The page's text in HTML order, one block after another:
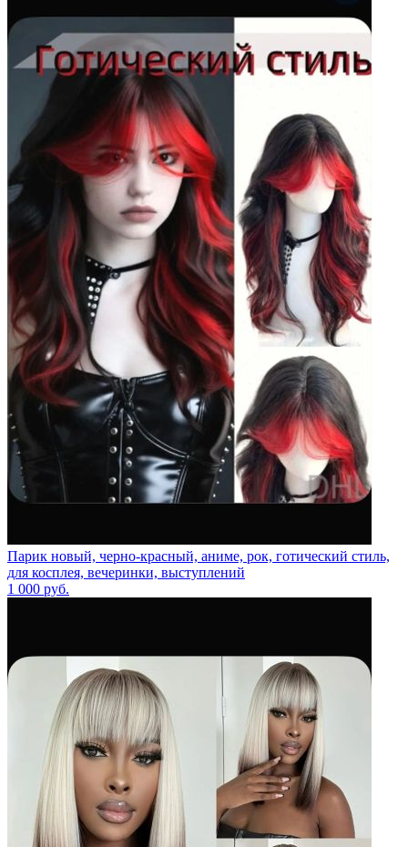
Парик новый, черно-красный, аниме, рок, готический стиль,
для косплея, вечеринки, выступлений
1 000 руб.